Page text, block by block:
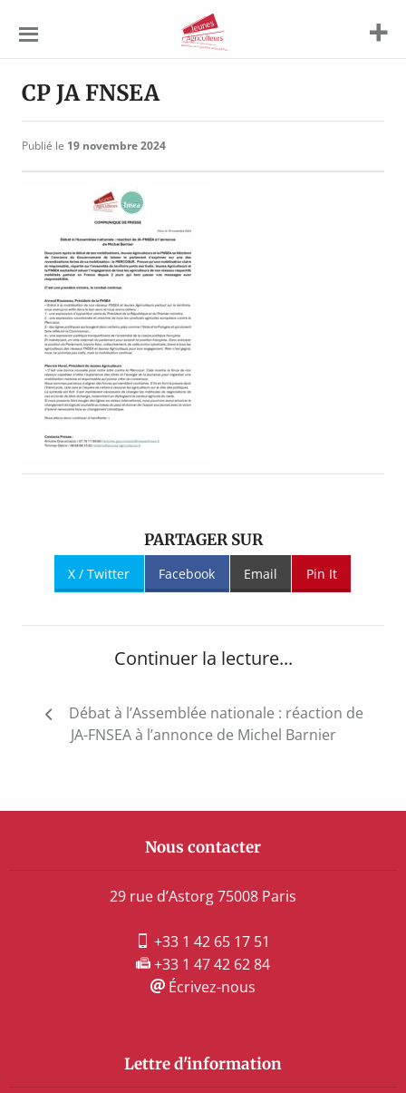
Agriculteurs
CP JA FNSEA
Publié le 19 novembre 2024
PARTAGER SUR
X / Twitter Facebook Email Pin It
Continuer la lecture...
Navigation
Débat à l’Assemblée nationale : réaction de
JA-FNSEA à l’annonce de Michel Barnier
Nous contacter
29 rue d’Astorg 75008 Paris
+33 1 42 65 17 51
+33 1 47 42 62 84
Écrivez-nous
Lettre d'information